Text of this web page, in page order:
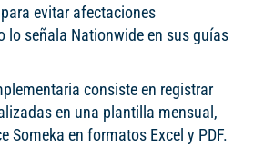
evitar afectaciones
lo señala Nationwide en sus guías
consiste en registrar
en una plantilla mensual,
Someka en formatos Excel y PDF.